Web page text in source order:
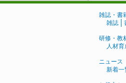
雑誌・書
雑誌
研修・教
人材育
ニュース
新着一